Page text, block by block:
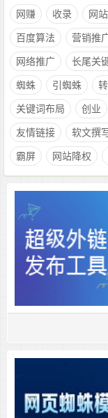
网赚
收录 网
百度算法
营销推
网络推广
长尾关
蜘蛛
引蜘蛛
关键词布局
创业
友情链接
软文撰
霸屏
网站降权